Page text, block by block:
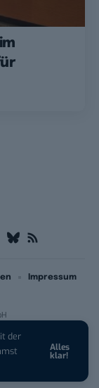
der
Alles
klar!
Impressum